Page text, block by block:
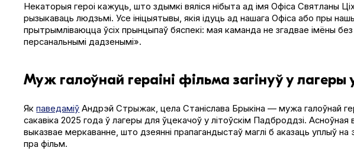
Некаторыя героі кажуць, што здымкі вяліся нібыта ад імя Офіса Святланы
рызыкаваць людзьмі. Усе ініцыятывы, якія ідуць ад нашага Офіса або пры
прытрымліваюцца ўсіх прынцыпаў бяспекі: мая каманда не згадвае імёны без
персанальнымі дадзенымі».
Муж галоўнай гераіні фільма загінуў у лагеры
Якпаведаміў Андрэй Стрыжак, цела Станіслава Брыкіна — мужа галоўнай
сакавіка 2025 года ў лагеры для ўцекачоў у літоўскім Падброддзі.
выказвае меркаванне, што дзеянні прапагандыстаў маглі б аказаць уплыў
пра фільм.